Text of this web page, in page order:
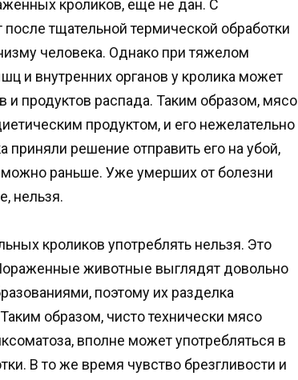
кроликов, еще не дан. С
тщательной термической обработки
человека. Однако при тяжелом
и внутренних органов у кролика может
и продуктов распада. Таким образом, мясо
продуктом, и его нежелательно
решение отправить его на убой,
можно раньше. Уже умерших от болезни
нельзя.
кроликов употреблять нельзя. Это
животные выглядят довольно
поэтому их разделка
образом, чисто технически мясо
вполне может употребляться в
В то же время чувство брезгливости и